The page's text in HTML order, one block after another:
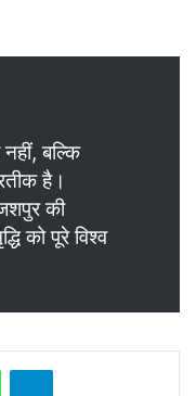
बल्कि
है।
की
को पूरे विश्व
WhatsAppTelegram